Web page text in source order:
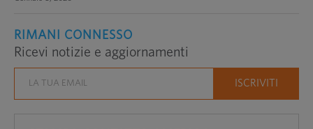
RIMANI CONNESSO
Ricevi notizie e aggiornamenti